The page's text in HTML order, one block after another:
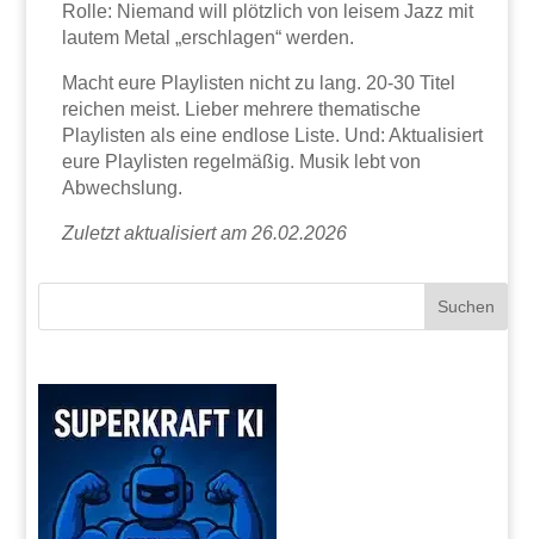
Rolle: Niemand will plötzlich von leisem Jazz mit
lautem Metal „erschlagen“ werden.
Macht eure Playlisten nicht zu lang. 20-30 Titel
reichen meist. Lieber mehrere thematische
Playlisten als eine endlose Liste. Und: Aktualisiert
eure Playlisten regelmäßig. Musik lebt von
Abwechslung.
Zuletzt aktualisiert am 26.02.2026